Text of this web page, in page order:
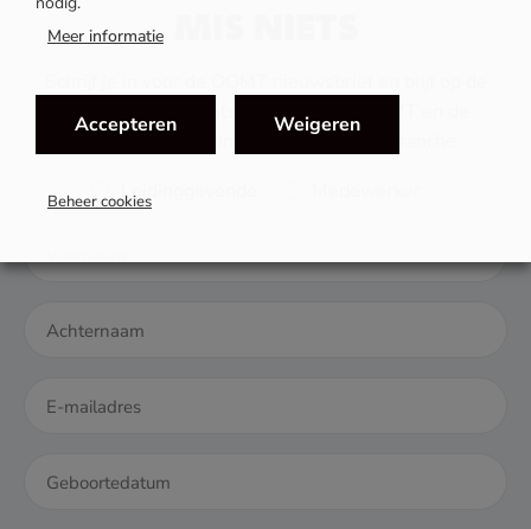
hoogte van het laatste nieuws van OOMT en de
ontwikkelingen binnen de mobiliteitsbranche.
Leidinggevende
DD
Meer informatie
Accepteren Weigeren
Beheer cookies